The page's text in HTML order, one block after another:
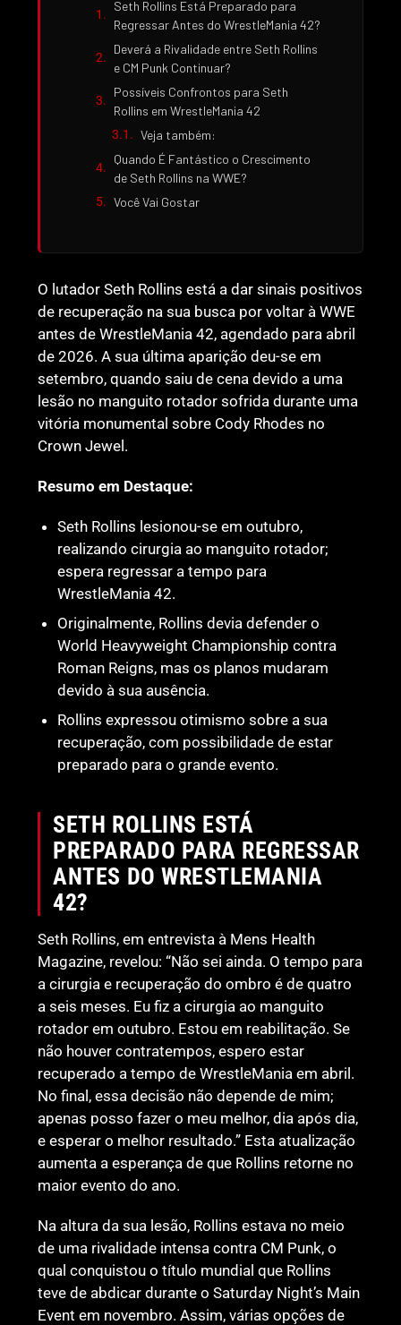
Seth Rollins Está Preparado para
Regressar Antes do WrestleMania 42?
Deverá a Rivalidade entre Seth Rollins
e CM Punk Continuar?
Possíveis Confrontos para Seth
Rollins em WrestleMania 42
Veja também:
Quando É Fantástico o Crescimento
de Seth Rollins na WWE?
Você Vai Gostar
O lutador Seth Rollins está a dar sinais positivos
de recuperação na sua busca por voltar à WWE
antes de WrestleMania 42, agendado para abril
de 2026. A sua última aparição deu-se em
setembro, quando saiu de cena devido a uma
lesão no manguito rotador sofrida durante uma
vitória monumental sobre Cody Rhodes no
Crown Jewel.
Resumo em Destaque:
Seth Rollins lesionou-se em outubro,
realizando cirurgia ao manguito rotador;
espera regressar a tempo para
WrestleMania 42.
Originalmente, Rollins devia defender o
World Heavyweight Championship contra
Roman Reigns, mas os planos mudaram
devido à sua ausência.
Rollins expressou otimismo sobre a sua
recuperação, com possibilidade de estar
preparado para o grande evento.
SETH ROLLINS ESTÁ
PREPARADO PARA REGRESSAR
ANTES DO WRESTLEMANIA
42?
Seth Rollins, em entrevista à Mens Health
Magazine, revelou: “Não sei ainda. O tempo para
a cirurgia e recuperação do ombro é de quatro
a seis meses. Eu fiz a cirurgia ao manguito
rotador em outubro. Estou em reabilitação. Se
não houver contratempos, espero estar
recuperado a tempo de WrestleMania em abril.
No final, essa decisão não depende de mim;
apenas posso fazer o meu melhor, dia após dia,
e esperar o melhor resultado.” Esta atualização
aumenta a esperança de que Rollins retorne no
maior evento do ano.
Na altura da sua lesão, Rollins estava no meio
de uma rivalidade intensa contra CM Punk, o
qual conquistou o título mundial que Rollins
teve de abdicar durante o Saturday Night’s Main
Event em novembro. Assim, várias opções de